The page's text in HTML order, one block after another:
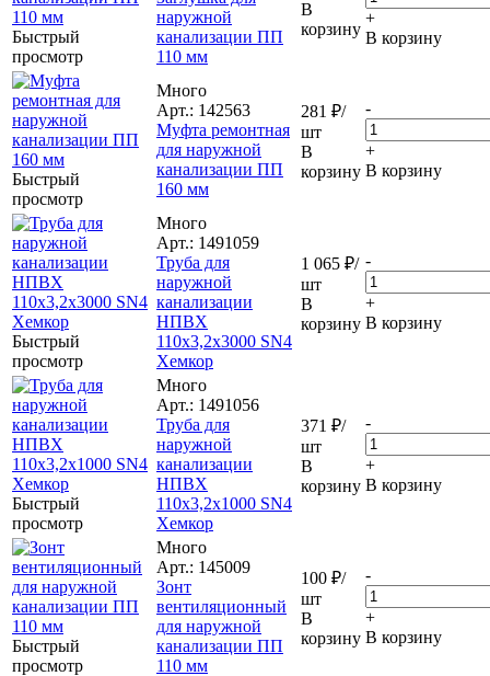
Быстрый
просмотр
наружной
канализации ПП
110 мм
В
корзину
+
В корзину
Быстрый
просмотр
Много
Арт.: 142563
Муфта ремонтная
для наружной
канализации ПП
160 мм
281 ₽/
шт
В
корзину
-
+
В корзину
Быстрый
просмотр
Много
Арт.: 1491059
Труба для
наружной
канализации
НПВХ
110x3,2x3000 SN4
Хемкор
1 065 ₽/
шт
В
корзину
-
+
В корзину
Быстрый
просмотр
Много
Арт.: 1491056
Труба для
наружной
канализации
НПВХ
110x3,2x1000 SN4
Хемкор
371 ₽/
шт
В
корзину
-
+
В корзину
Быстрый
просмотр
Много
Арт.: 145009
Зонт
вентиляционный
для наружной
канализации ПП
110 мм
100 ₽/
шт
В
корзину
-
+
В корзину